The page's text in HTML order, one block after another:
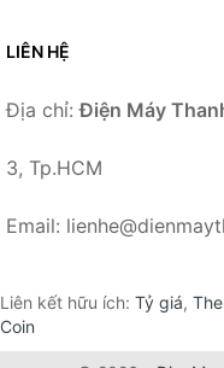
LIÊN HỆ
Địa chỉ:Điện Máy
3, Tp.HCM
Email:
Liên kết hữu ích: Tỷ giá,
Coin